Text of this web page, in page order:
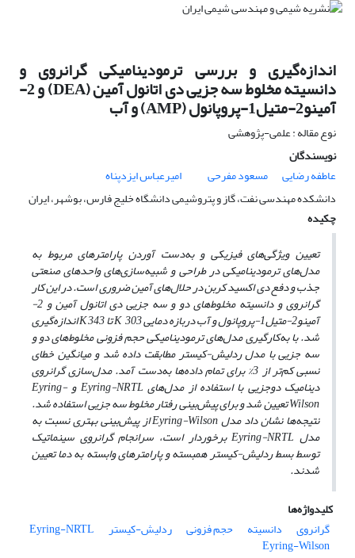
اندازه‌گیری و بررسی ترمودینامیکی گرانروی و
دانسیته مخلوط سه جزیی دی اتانول آمین (DEA) و 2-
آمینو2-متیل1-پروپانول (AMP) و آب
نوع مقاله : علمی-پژوهشی
نویسندگان
عاطفه رضایی
مسعود مفرحی
امیرعباس ایزدپناه
دانشکده مهندسی نفت، گاز و پتروشیمی دانشگاه خلیج فارس، بوشهر، ایران
چکیده
تعیین ویژگی‌های فیزیکی و به‌دست آوردن پارامترهای مربوط به
مدل‌های ترمودینامیکی در طراحی و شبیه‌سازی‌های واحدهای صنعتی
جذب و دفع دی اکسید کربن در حلال‌های آمین ضروری است. در این کار
گرانروی و دانسیته مخلوط‌های دو و سه جزیی دی اتانول آمین و 2-
آمینو2-متیل1-پروپانول و آب دربازه دمایی K 303 تا K 343 اندازه‌گیری
شد. با به‌کارگیری مد‌‌ل‌های ترمودینامیکی حجم فزونی مخلوط‌های دو و
سه جزیی با مدل ردلیش-کیستر مطابقت داده شد و میانگین خطای
نسبی کم‌تر از 3% برای تمام داده‌ها به‌دست آمد. مدل‌سازی گرانروی
دینامیک دوجزیی با استفاده از مدل‌های Eyring-NRTL و Eyring-
Wilson تعیین شد و برای پیش‌بینی رفتار مخلوط سه جزیی استفاده شد.
نتیجه‌ها نشان داد مدل Eyring-Wilson از پیش‌بینی بهتری نسبت به
مدل Eyring-NRTL برخوردار است، سرانجام گرانروی سینماتیک
توسط بسط ردلیش-کیستر همبسته و پارامترهای وابسته به دما تعیین
شدند.
کلیدواژه‌ها
گرانروی
دانسیته حجم فزونی ردلیش-کیستر Eyring-NRTL
Eyring-Wilson